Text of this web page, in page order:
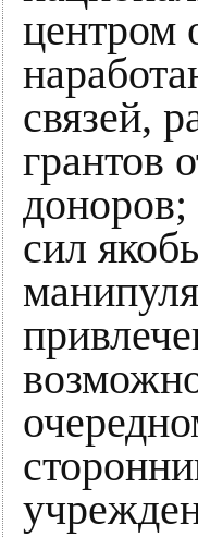
центром
связей,
грантов
сил